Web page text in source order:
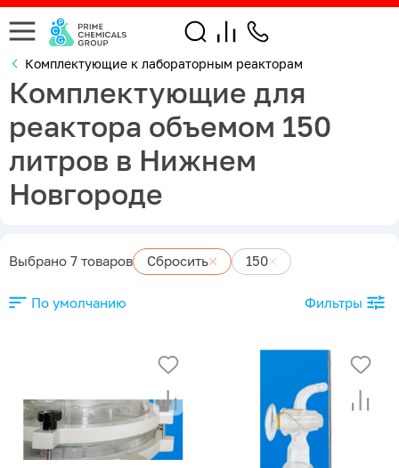
Комплектующие к лабораторным реакторам
Комплектующие для
реактора объемом 150
литров в Нижнем
Новгороде
Выбрано 7 товаров Сбросить 150
По умолчанию Фильтры